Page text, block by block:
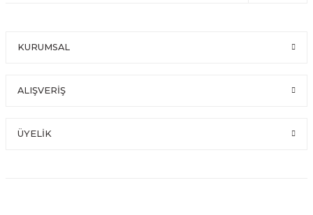
KURUMSAL
ALIŞVERİŞ
ÜYELİK